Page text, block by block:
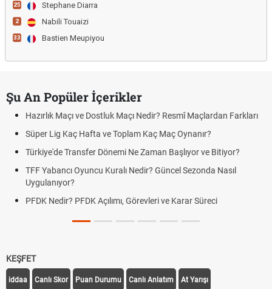
25 Stephane Diarra
2 Nabili Touaizi
33 Bastien Meupiyou
Şu An Popüler İçerikler
Hazırlık Maçı ve Dostluk Maçı Nedir? Resmî Maçlardan Farkları
Süper Lig Kaç Hafta ve Toplam Kaç Maç Oynanır?
Türkiye'de Transfer Dönemi Ne Zaman Başlıyor ve Bitiyor?
TFF Yabancı Oyuncu Kuralı Nedir? Güncel Sezonda Nasıl
Uygulanıyor?
PFDK Nedir? PFDK Açılımı, Görevleri ve Karar Süreci
KEŞFET
iddaa Canlı Skor Puan Durumu Canlı Anlatım At Yarışı